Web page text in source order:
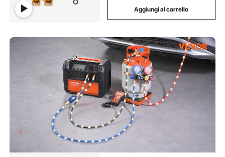
Aggiungi al carrello